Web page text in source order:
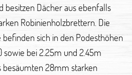
Dächer aus ebenfalls
Robinienholzbrettern. Die
sich in den Podesthöhen
sowie bei 2.25m und 2.45m
besäumten 28mm starken